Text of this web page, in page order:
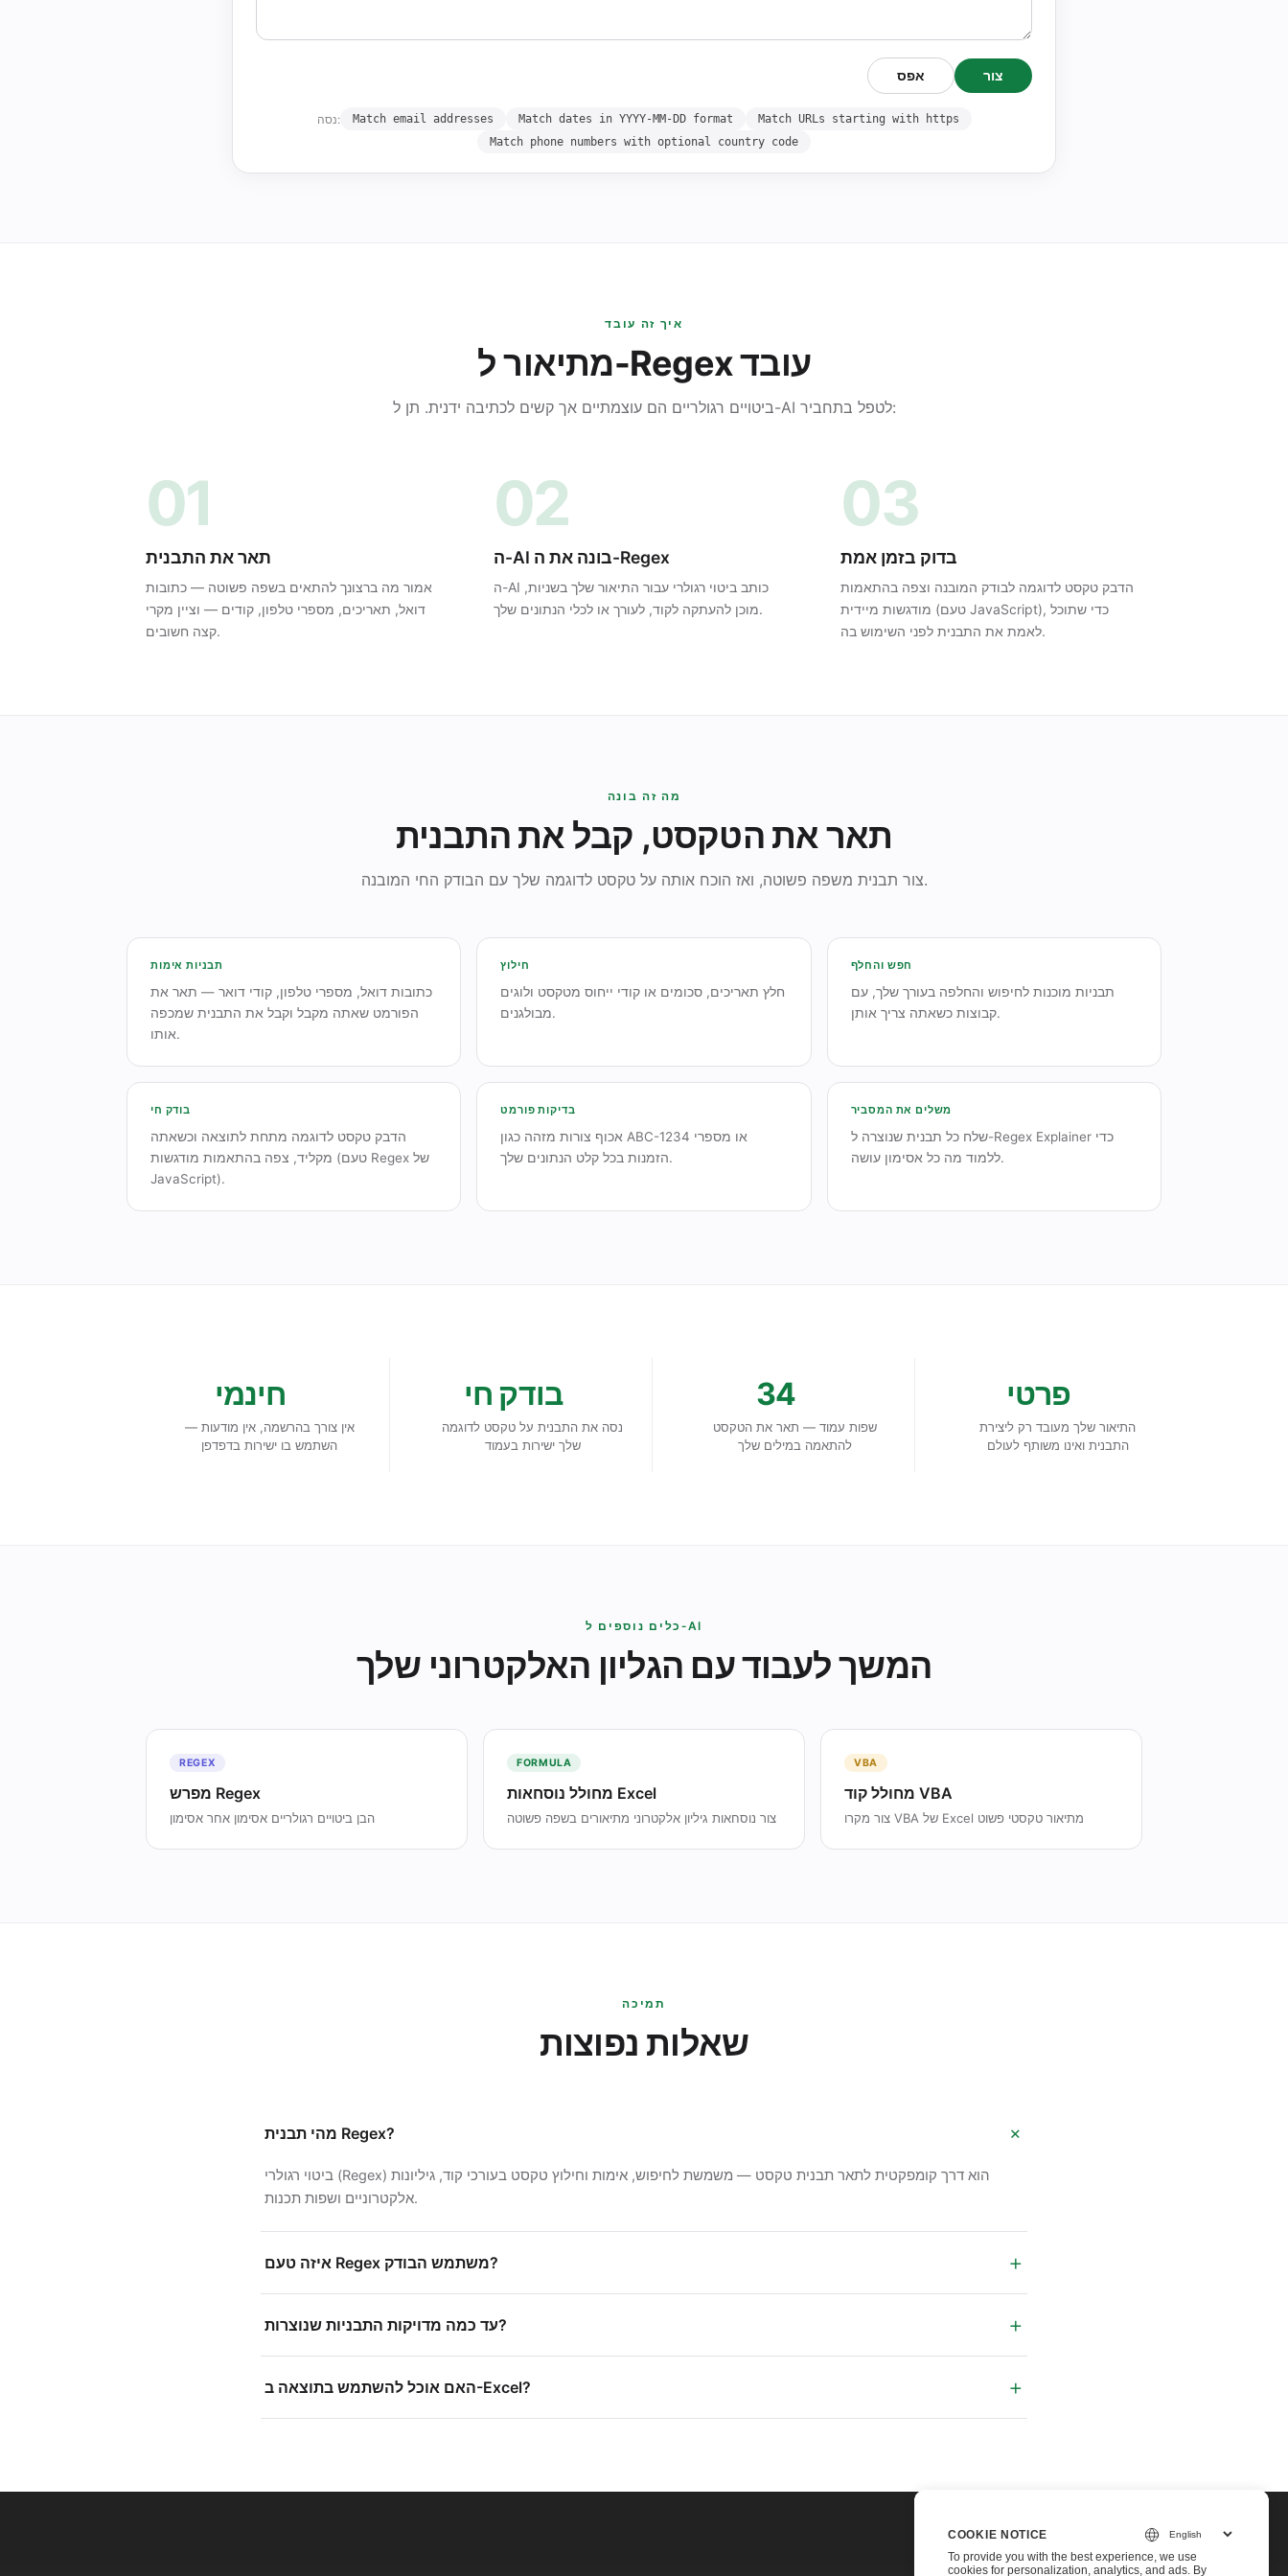
אפס צור
נסה: Match email addresses Match dates in YYYY-MM-DD format
Match URLs starting with https
Match phone numbers with optional country code
איך זה עובד
מתיאור ל-Regex עובד
ביטויים רגולריים הם עוצמתיים אך קשים לכתיבה ידנית. תן ל-AI לטפל בתחביר:
01
תאר את התבנית
אמור מה ברצונך להתאים בשפה פשוטה — כתובות
דואל, תאריכים, מספרי טלפון, קודים — וציין מקרי
קצה חשובים.
02
ה-AI בונה את ה-Regex
ה-AI כותב ביטוי רגולרי עבור התיאור שלך בשניות,
מוכן להעתקה לקוד, לעורך או לכלי הנתונים שלך.
03
בדוק בזמן אמת
הדבק טקסט לדוגמה לבודק המובנה וצפה בהתאמות
מודגשות מיידית (טעם JavaScript), כדי שתוכל
לאמת את התבנית לפני השימוש בה.
מה זה בונה
תאר את הטקסט, קבל את התבנית
צור תבנית משפה פשוטה, ואז הוכח אותה על טקסט לדוגמה שלך עם הבודק החי המובנה.
תבניות אימות
כתובות דואל, מספרי טלפון, קודי דואר — תאר את
הפורמט שאתה מקבל וקבל את התבנית שמכפה
אותו.
חילוץ
חלץ תאריכים, סכומים או קודי ייחוס מטקסט ולוגים
מבולגנים.
חפש והחלף
תבניות מוכנות לחיפוש והחלפה בעורך שלך, עם
קבוצות כשאתה צריך אותן.
בודק חי
הדבק טקסט לדוגמה מתחת לתוצאה וכשאתה
מקליד, צפה בהתאמות מודגשות (טעם Regex של
JavaScript).
בדיקות פורמט
אכוף צורות מזהה כגון ABC-1234 או מספרי
הזמנות בכל קלט הנתונים שלך.
משלים את המסביר
שלח כל תבנית שנוצרה ל-Regex Explainer כדי
ללמוד מה כל אסימון עושה.
חינמי
אין צורך בהרשמה, אין מודעות —
השתמש בו ישירות בדפדפן
בודק חי
נסה את התבנית על טקסט לדוגמה
שלך ישירות בעמוד
34
שפות עמוד — תאר את הטקסט
להתאמה במילים שלך
פרטי
התיאור שלך מעובד רק ליצירת
התבנית ואינו משותף לעולם
כלים נוספים ל‑AI
המשך לעבוד עם הגליון האלקטרוני שלך
REGEX
מפרש Regex
הבן ביטויים רגולריים אסימון אחר אסימון
FORMULA
מחולל נוסחאות Excel
צור נוסחאות גיליון אלקטרוני מתיאורים בשפה פשוטה
VBA
מחולל קוד VBA
צור מקרו VBA של Excel מתיאור טקסטי פשוט
תמיכה
שאלות נפוצות
מהי תבנית Regex? +
ביטוי רגולרי (Regex) הוא דרך קומפקטית לתאר תבנית טקסט — משמשת לחיפוש, אימות וחילוץ טקסט בעורכי קוד, גיליונות
אלקטרוניים ושפות תכנות.
איזה טעם Regex משתמש הבודק? +
עד כמה מדויקות התבניות שנוצרות? +
האם אוכל להשתמש בתוצאה ב-Excel? +
COOKIE NOTICE
To provide you with the best experience, we use
cookies for personalization, analytics, and ads. By